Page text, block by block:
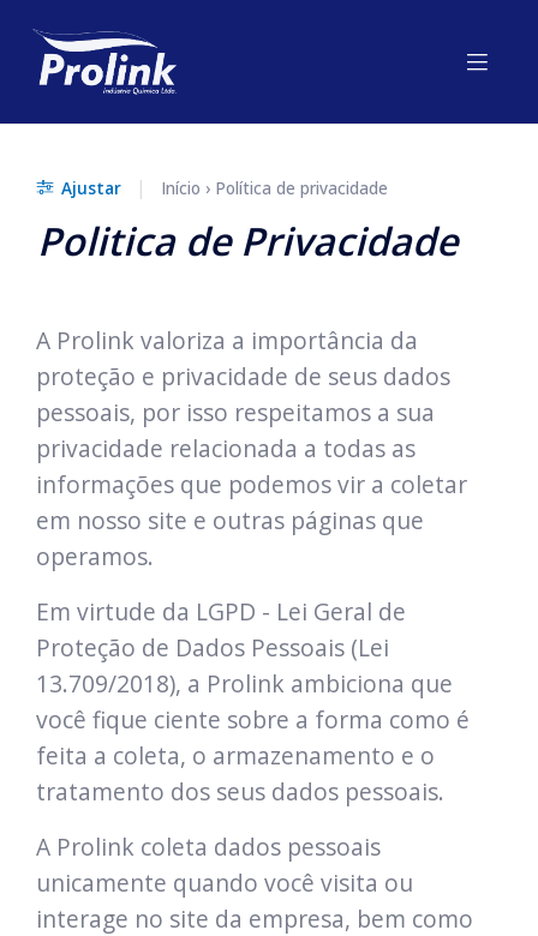
Ajustar | Início › Política de privacidade
Politica de Privacidade
A Prolink valoriza a importância da
proteção e privacidade de seus dados
pessoais, por isso respeitamos a sua
privacidade relacionada a todas as
informações que podemos vir a coletar
em nosso site e outras páginas que
operamos.
Em virtude da LGPD - Lei Geral de
Proteção de Dados Pessoais (Lei
13.709/2018), a Prolink ambiciona que
você fique ciente sobre a forma como é
feita a coleta, o armazenamento e o
tratamento dos seus dados pessoais.
A Prolink coleta dados pessoais
unicamente quando você visita ou
interage no site da empresa, bem como